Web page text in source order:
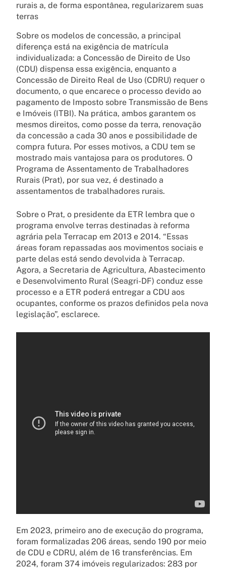
rurais a, de forma espontânea, regularizarem suas
terras
Sobre os modelos de concessão, a principal
diferença está na exigência de matrícula
individualizada: a Concessão de Direito de Uso
(CDU) dispensa essa exigência, enquanto a
Concessão de Direito Real de Uso (CDRU) requer o
documento, o que encarece o processo devido ao
pagamento de Imposto sobre Transmissão de Bens
e Imóveis (ITBI). Na prática, ambos garantem os
mesmos direitos, como posse da terra, renovação
da concessão a cada 30 anos e possibilidade de
compra futura. Por esses motivos, a CDU tem se
mostrado mais vantajosa para os produtores. O
Programa de Assentamento de Trabalhadores
Rurais (Prat), por sua vez, é destinado a
assentamentos de trabalhadores rurais.
Sobre o Prat, o presidente da ETR lembra que o
programa envolve terras destinadas à reforma
agrária pela Terracap em 2013 e 2014. “Essas
áreas foram repassadas aos movimentos sociais e
parte delas está sendo devolvida à Terracap.
Agora, a Secretaria de Agricultura, Abastecimento
e Desenvolvimento Rural (Seagri-DF) conduz esse
processo e a ETR poderá entregar a CDU aos
ocupantes, conforme os prazos definidos pela nova
legislação”, esclarece.
Em 2023, primeiro ano de execução do programa,
foram formalizadas 206 áreas, sendo 190 por meio
de CDU e CDRU, além de 16 transferências. Em
2024, foram 374 imóveis regularizados: 283 por